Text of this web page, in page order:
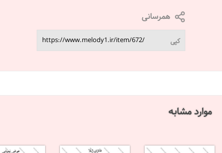
همرسانی
کپی
موارد مشابه